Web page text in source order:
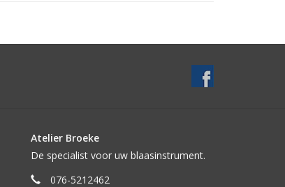
Atelier Broeke
De specialist voor uw blaasinstrument.
076-5212462